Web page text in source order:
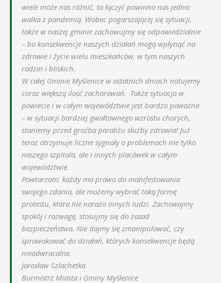
wiele może nas różnić, to łączyć powinno nas jedno:
walka z pandemią. Wobec pogarszającej się sytuacji,
także w naszej gminie zachowujmy się odpowiedzialnie
– bo konsekwencje naszych działań mogą wpłynąć na
zdrowie i życie wielu mieszkańców, w tym naszych
rodzin i bliskich.
W całej Gminie Myślenice w ostatnich dniach notujemy
coraz większą ilość zachorowań. Także sytuacja w
powiecie i w całym województwie jest bardzo poważna
– w sytuacji bardziej gwałtownego wzrostu chorych,
staniemy przed groźba paraliżu służby zdrowia! Już
teraz otrzymuje liczne sygnały o problemach nie tylko
naszego szpitala, ale i innych placówek w całym
województwie.
Powtarzam: każdy ma prawo do manifestowania
swojego zdania, ale możemy wybrać taką formę
protestu, która nie naraża innych ludzi. Zachowajmy
spokój i rozwagę, stosujmy się do zasad
bezpieczeństwa. Nie dajmy się zmanipulować, czy
sprowokować do działań, których konsekwencje będą
nieodwracalne.
Jarosław Szlachetka
Burmistrz Miasta i Gminy Myślenice